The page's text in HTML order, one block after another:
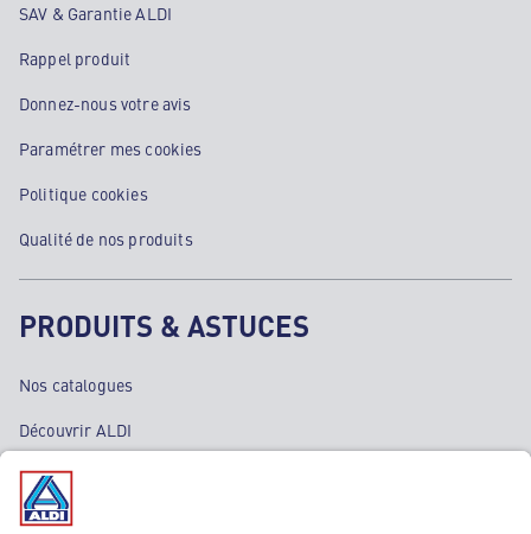
SAV & Garantie ALDI
Rappel produit
Donnez-nous votre avis
Paramétrer mes cookies
Politique cookies
Qualité de nos produits
PRODUITS & ASTUCES
Nos catalogues
Découvrir ALDI
Nos bons plans
Nos rayons